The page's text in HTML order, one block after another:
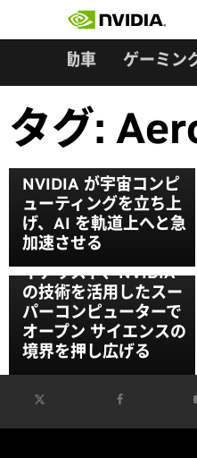
自動車 ゲーミン
タグ:
NVIDIA が宇宙コンピ
ューティングを立ち上
げ、AI を軌道上へと急
加速させる
ゴードン ベル賞ファ
イナリスト、NVIDIA
の技術を活用したスー
パーコンピューターで
オープン サイエンスの
境界を押し広げる